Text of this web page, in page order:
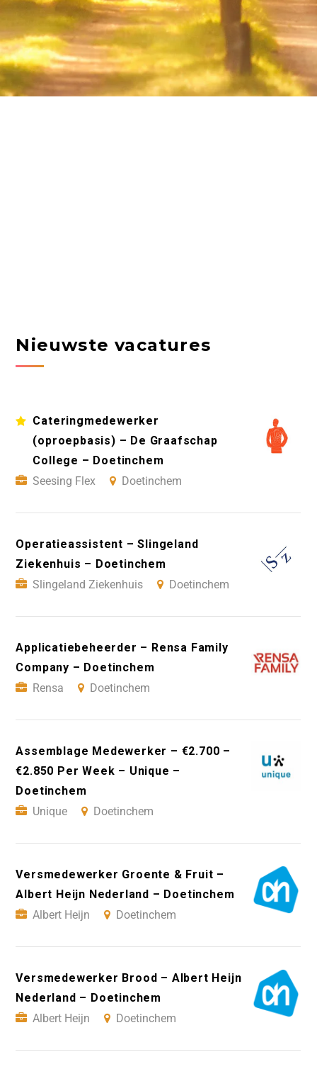
Nieuwste vacatures
Cateringmedewerker
(oproepbasis) – De Graafschap
College – Doetinchem
Seesing Flex
Doetinchem
Operatieassistent – Slingeland
Ziekenhuis – Doetinchem
Slingeland Ziekenhuis
Doetinchem
Applicatiebeheerder – Rensa Family
Company – Doetinchem
Rensa
Doetinchem
Assemblage Medewerker – €2.700 –
€2.850 Per Week – Unique –
Doetinchem
Unique
Doetinchem
Versmedewerker Groente & Fruit –
Albert Heijn Nederland – Doetinchem
Albert Heijn
Doetinchem
Versmedewerker Brood – Albert Heijn
Nederland – Doetinchem
Albert Heijn
Doetinchem